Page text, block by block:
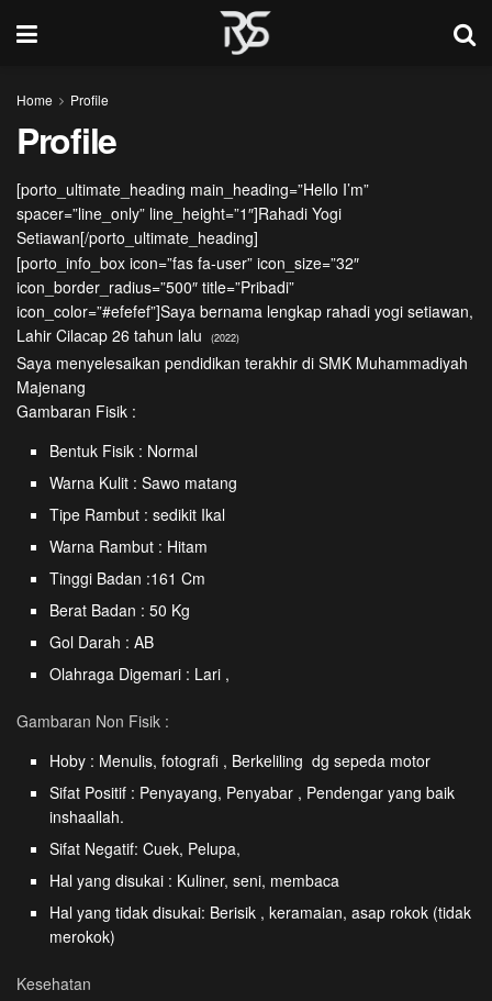
Home Profile
Profile
[porto_ultimate_heading main_heading=”Hello I’m”
spacer=”line_only” line_height=”1″]Rahadi Yogi
Setiawan[/porto_ultimate_heading]
[porto_info_box icon=”fas fa-user” icon_size=”32″
icon_border_radius=”500″ title=”Pribadi”
icon_color=”#efefef”]Saya bernama lengkap rahadi yogi setiawan,
Lahir Cilacap 26 tahun lalu
(2022)
Saya menyelesaikan pendidikan terakhir di SMK Muhammadiyah
Majenang
Gambaran Fisik :
Bentuk Fisik : Normal
Warna Kulit : Sawo matang
Tipe Rambut : sedikit Ikal
Warna Rambut : Hitam
Tinggi Badan :161 Cm
Berat Badan : 50 Kg
Gol Darah : AB
Olahraga Digemari : Lari ,
Gambaran Non Fisik :
Hoby : Menulis, fotografi , Berkeliling dg sepeda motor
Sifat Positif : Penyayang, Penyabar , Pendengar yang baik
inshaallah.
Sifat Negatif: Cuek, Pelupa,
Hal yang disukai : Kuliner, seni, membaca
Hal yang tidak disukai: Berisik , keramaian, asap rokok (tidak
merokok)
Kesehatan